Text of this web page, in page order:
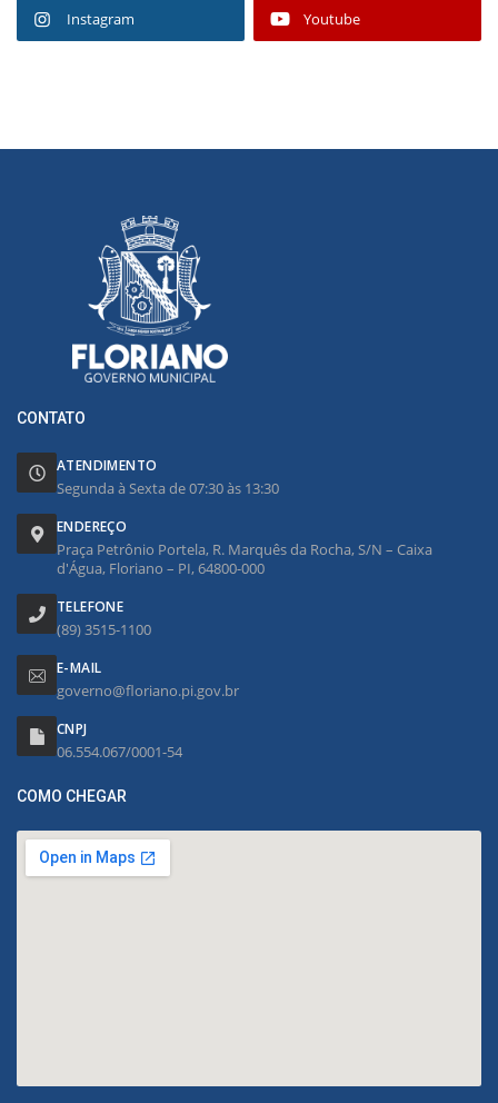
Instagram Youtube
CONTATO
ATENDIMENTO
Segunda à Sexta de 07:30 às 13:30
ENDEREÇO
Praça Petrônio Portela, R. Marquês da Rocha, S/N – Caixa
d'Água, Floriano – PI, 64800-000
TELEFONE
(89) 3515-1100
E-MAIL
governo@floriano.pi.gov.br
CNPJ
06.554.067/0001-54
COMO CHEGAR